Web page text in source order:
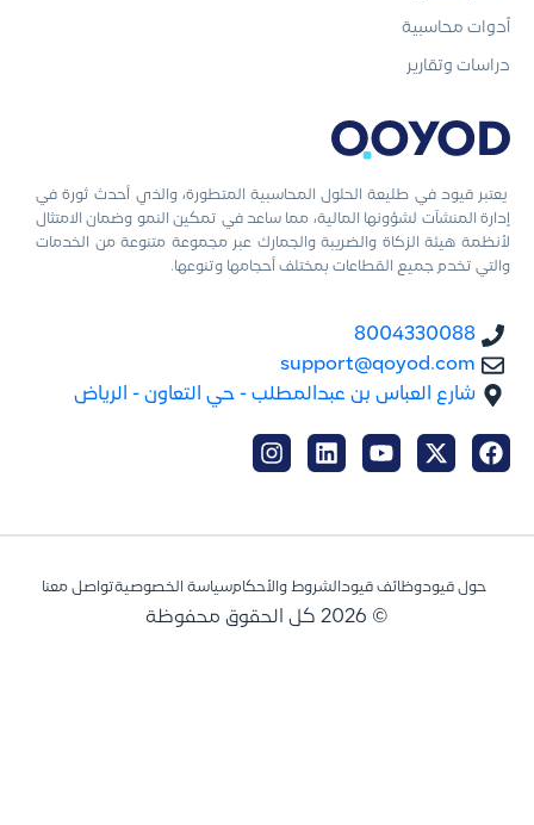
يعتبر قيود في طليعة الحلول المحاسبية المتطورة، والذي أحدث ثورة في
إدارة المنشآت لشؤونها المالية، مما ساعد في تمكين النمو وضمان الامتثال
لأنظمة هيئة الزكاة والضريبة والجمارك عبر مجموعة متنوعة من الخدمات
والتي تخدم جميع القطاعات بمختلف أحجامها وتنوعها.
8004330088
support@qoyod.com
شارع العباس بن عبدالمطلب - حي التعاون - الرياض
أدوات محاسبية
دراسات وتقارير
حول قيودوظائف قيود الشروط والأحكامسياسة الخصوصيةتواصل معنا
© 2026 كل الحقوق محفوظة